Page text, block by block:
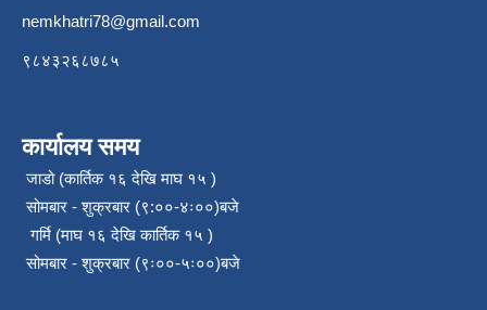
nemkhatri78@gmail.com
९८४३२६८७८५
कार्यालय समय
जाडो (कार्तिक १६ देखि माघ १५ )
सोमबार - शुक्रबार (९:००-४ः००)बजे
गर्मि (माघ १६ देखि कार्तिक १५ )
सोमबार - शुक्रबार (९ः००-५ः००)बजे